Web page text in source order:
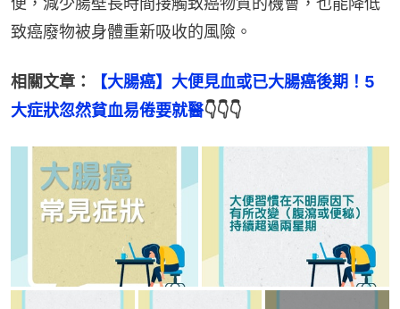
致癌廢物被身體重新吸收的風險。
相關文章：
【大腸癌】大便見血或已大腸癌後期！5
大症狀忽然貧血易倦要就醫👇👇👇